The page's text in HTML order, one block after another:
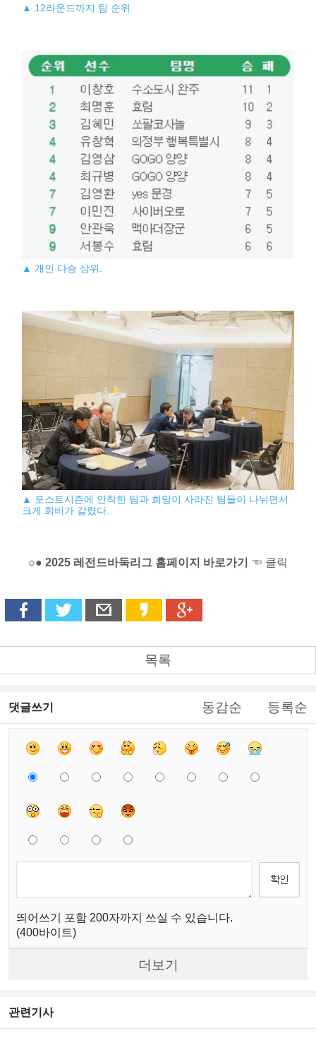
▲ 12라운드까지 팀 순위.
▲ 개인 다승 상위.
▲ 포스트시즌에 안착한 팀과 희망이 사라진 팀들이 나뉘면서
크게 희비가 갈렸다.
○● 2025 레전드바둑리그 홈페이지 바로가기 ☜ 클릭
목록
댓글쓰기 동감순 등록순
띄어쓰기 포함 200자까지 쓰실 수 있습니다.
(400바이트)
더보기
관련기사